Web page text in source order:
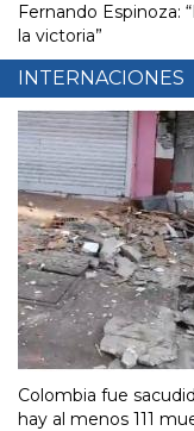
Fernando Espinoza:
la victoria”
INTERNACIONES
Colombia fue
hay al menos 111